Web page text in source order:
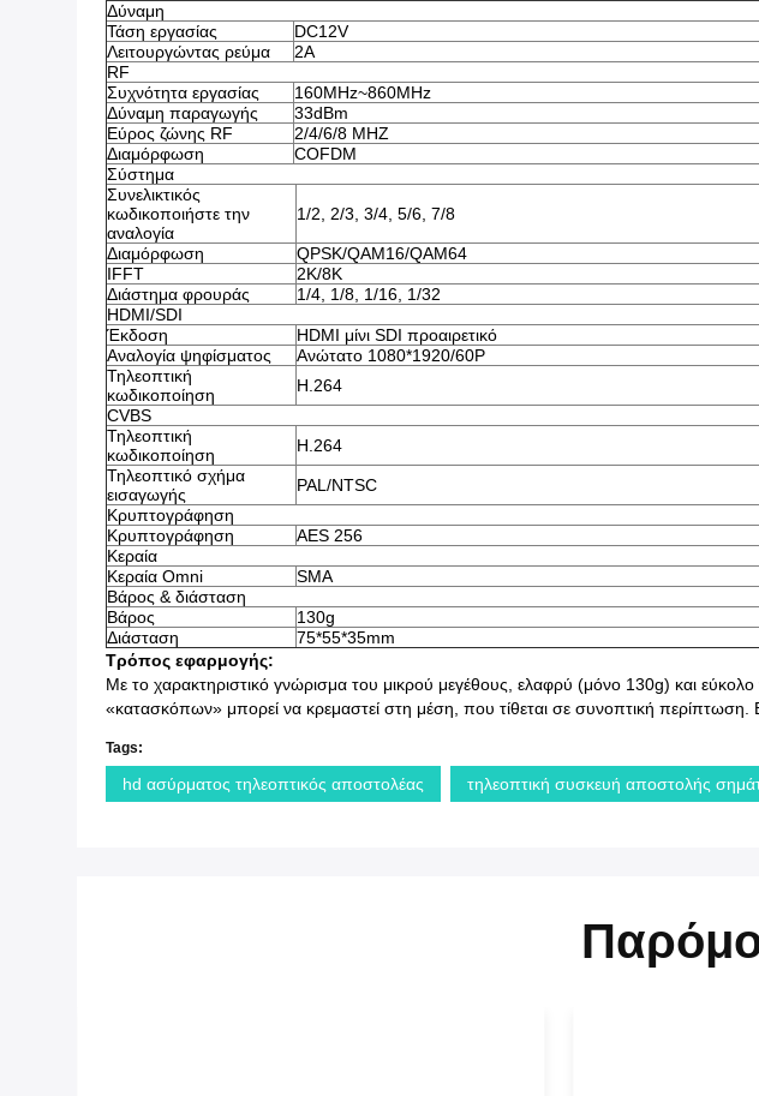
Δύναμη
Τάση εργασίας
DC12V
Λειτουργώντας ρεύμα
2A
RF
Συχνότητα εργασίας
160MHz~860MHz
Δύναμη παραγωγής
33dBm
Εύρος ζώνης RF
2/4/6/8 MHZ
Διαμόρφωση
COFDM
Σύστημα
Συνελικτικός
κωδικοποιήστε την
αναλογία
1/2, 2/3, 3/4, 5/6, 7/8
Διαμόρφωση
QPSK/QAM16/QAM64
IFFT
2K/8K
Διάστημα φρουράς
1/4, 1/8, 1/16, 1/32
HDMI/SDI
Έκδοση
HDMI μίνι SDI προαιρετικό
Αναλογία ψηφίσματος
Ανώτατο 1080*1920/60P
Τηλεοπτική
κωδικοποίηση
H.264
CVBS
Τηλεοπτική
κωδικοποίηση
H.264
Τηλεοπτικό σχήμα
εισαγωγής
PAL/NTSC
Κρυπτογράφηση
Κρυπτογράφηση
AES 256
Κεραία
Κεραία Omni
SMA
Βάρος & διάσταση
Βάρος
130g
Διάσταση
75*55*35mm
Τρόπος εφαρμογής:
Με το χαρακτηριστικό γνώρισμα του μικρού μεγέθους, ελαφρύ (μόνο 130g) και
«κατασκόπων» μπορεί να κρεμαστεί στη μέση, που τίθεται σε συνοπτική περίπτωση.
Tags:
hd ασύρματος τηλεοπτικός αποστολέας τηλεοπτική συσκευή αποστολής